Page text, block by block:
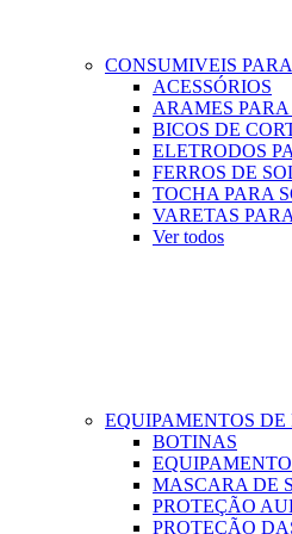
CONSUMIVEIS
ACESSÓRIOS
ARAMES
BICOS DE
ELETRODOS
FERROS DE
TOCHA PARA
VARETAS
Ver todos
EQUIPAMENTOS DE
BOTINAS
MASCARA DE
PROTEÇÃO
PROTEÇÃO